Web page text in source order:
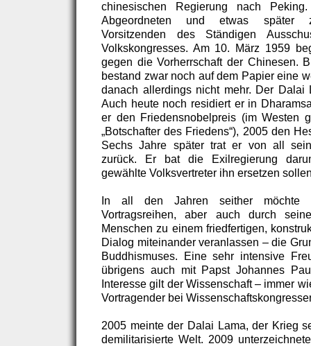
chinesischen Regierung nach
Abgeordneten und etwas später
Vorsitzenden des Ständigen
Volkskongresses. Am 10. März 1959
gegen die Vorherrschaft der Chinesen.
bestand zwar noch auf dem Papier eine
danach allerdings nicht mehr. Der Dalai
Auch heute noch residiert er in
er den Friedensnobelpreis (im Westen
„Botschafter des Friedens“), 2005 den
Sechs Jahre später trat er von all
zurück. Er bat die Exilregierung
gewählte Volksvertreter ihn ersetzen
In all den Jahren seither
Vortragsreihen, aber auch durch
Menschen zu einem friedfertigen,
Dialog miteinander veranlassen – die
Buddhismuses. Eine sehr intensive
übrigens auch mit Papst Johannes
Interesse gilt der Wissenschaft – immer
Vortragender bei
2005 meinte der Dalai Lama, der Krieg
demilitarisierte Welt. 2009